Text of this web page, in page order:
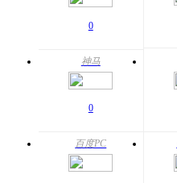
0
神马
0
百度PC